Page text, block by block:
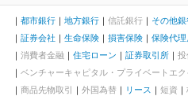
都市銀行 地方銀行 信託銀行 その他銀
証券会社
生命保険 損害保険 保険代理
消費者金融
住宅ローン 証券取引所
投
ベンチャーキャピタル・プライベートエク
商品先物取引
外国為替 リース 短資